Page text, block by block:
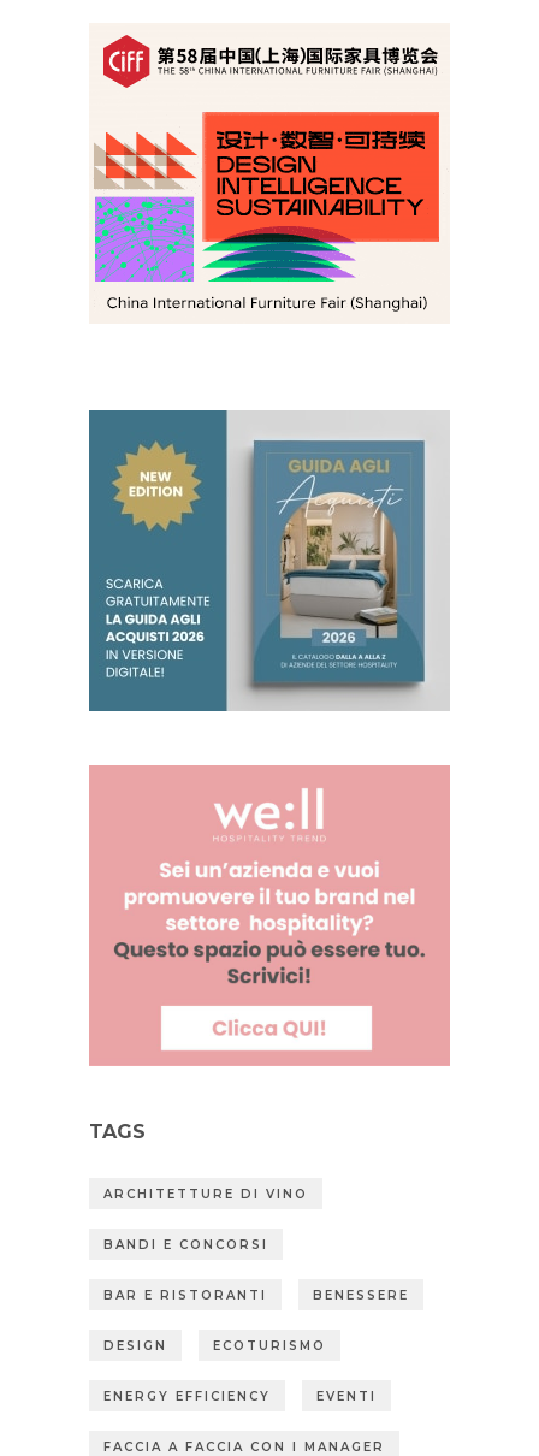
TAGS
ARCHITETTURE DI VINO
BANDI E CONCORSI
BAR E RISTORANTI BENESSERE
DESIGN ECOTURISMO
ENERGY EFFICIENCY EVENTI
FACCIA A FACCIA CON I MANAGER